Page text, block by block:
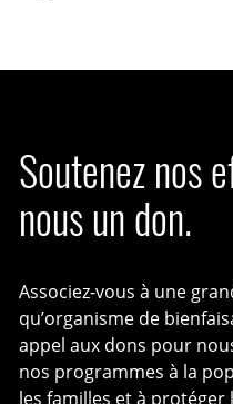
Soutenez nos
nous un don.
Associez-vous à une
qu’organisme de
appel aux dons pour
nos programmes à la
les familles et à protéger